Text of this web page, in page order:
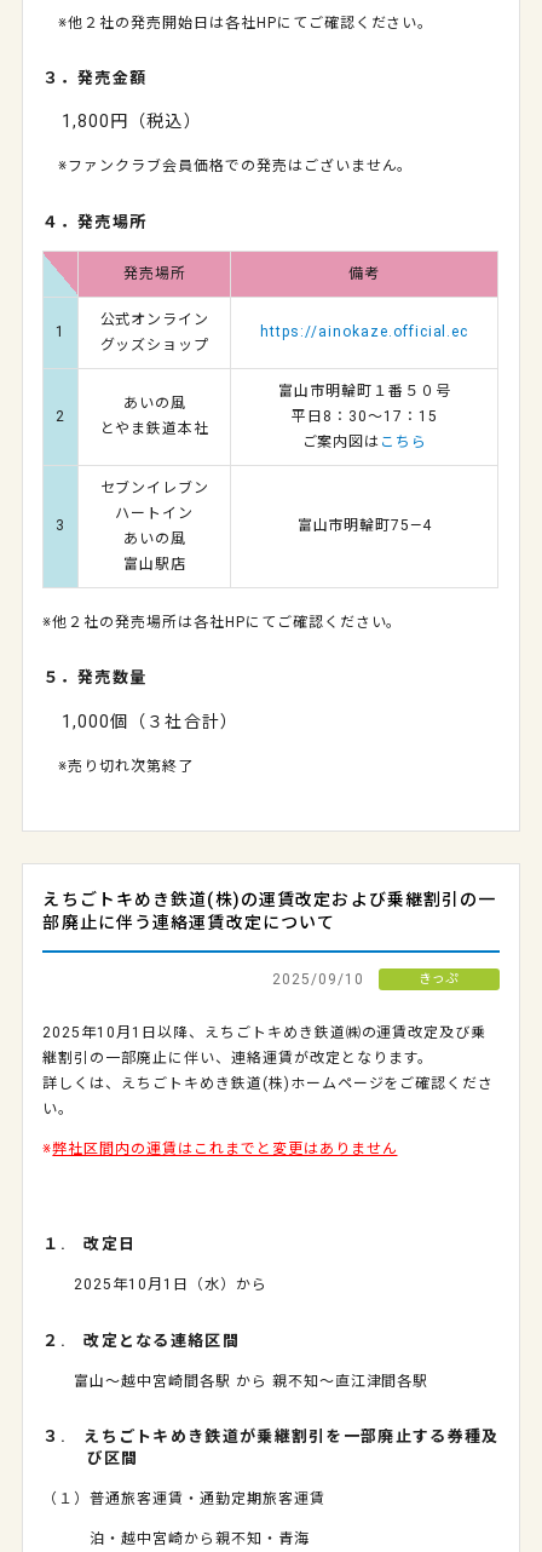
※他２社の発売開始日は各社HPにてご確認ください。
３．発売金額
1,800円（税込）
※ファンクラブ会員価格での発売はございません。
４．発売場所
発売場所 備考
1
公式オンライン
グッズショップ
https://ainokaze.official.ec
2
あいの風
とやま鉄道本社
富山市明輪町１番５０号
平日8：30～17：15
ご案内図は こちら
3
セブンイレブン
ハートイン
あいの風
富山駅店
富山市明輪町75―4
※他２社の発売場所は各社HPにてご確認ください。
５．発売数量
1,000個（３社合計）
※売り切れ次第終了
えちごトキめき鉄道(株)の運賃改定および乗継割引の一
部廃止に伴う連絡運賃改定について
2025/09/10 きっぷ
2025 年10 月 1 日以降、えちごトキめき鉄道㈱の運賃改定及び乗
継割引の一部廃止に伴い、連絡運賃が改定となります。
詳しくは、えちごトキめき鉄道(株)ホームページをご確認くださ
い。
※弊社区間内の運賃はこれまでと変更はありません
１. 改定日
2025年10月1日（水）から
２. 改定となる連絡区間
富山～越中宮崎間各駅 から 親不知～直江津間各駅
３. えちごトキめき鉄道が乗継割引を一部廃止する券種及
び区間
（１）普通旅客運賃・通勤定期旅客運賃
泊・越中宮崎から親不知・青海